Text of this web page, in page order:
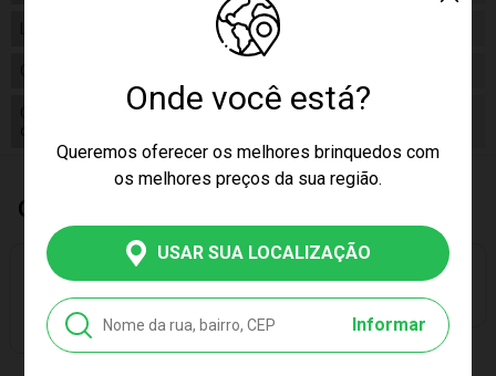
Onde você está?
Queremos oferecer os melhores brinquedos com
os melhores preços da sua região.
USAR SUA LOCALIZAÇÃO
Informar
Código
Código
de Barras
Quem Comprou, Também Levou
PREÇO EXCLUSIVO
PREÇO EXCLUSIVO